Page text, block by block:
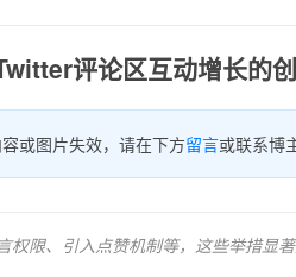
评论区互动增长的
或图片失效，请在下方留言或联系博
限、引入点赞机制等，这些举措显